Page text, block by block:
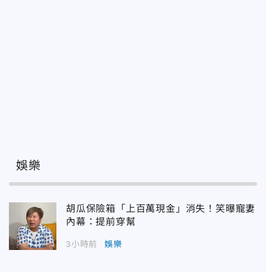
娛樂
胡瓜保險箱「上百萬現金」消失！笑曝寵妻
內幕：提前穿幫
3小時前 娛樂